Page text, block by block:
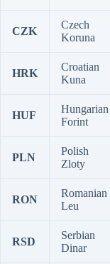
CZK
Czech
Koruna
HRK
Croatian
Kuna
HUF
Hungarian
Forint
PLN
Polish
Zloty
RON
Romanian
Leu
RSD
Serbian
Dinar